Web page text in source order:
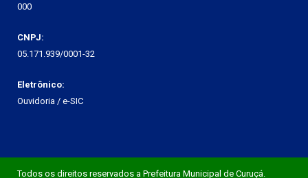
000
CNPJ:
05.171.939/0001-32
Eletrônico:
Ouvidoria / e-SIC
Todos os direitos reservados a Prefeitura Municipal de Curuçá.